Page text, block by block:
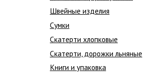
Швейные изделия
Сумки
Скатерти хлопковые
Скатерти, дорожки льняные
Книги и упаковка